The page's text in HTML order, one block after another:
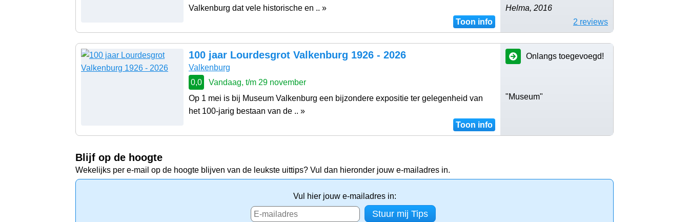
Valkenburg dat vele historische en .. »
Toon info
Helma, 2016
2 reviews
100 jaar Lourdesgrot Valkenburg 1926 - 2026
Valkenburg
0,0
Vandaag, t/m 29 november
Op 1 mei is bij Museum Valkenburg een bijzondere expositie ter gelegenheid van
het 100-jarig bestaan van de .. »
Toon info
Onlangs toegevoegd!
"Museum"
Blijf op de hoogte
Wekelijks per e-mail op de hoogte blijven van de leukste uittips? Vul dan hieronder jouw e-mailadres in.
Vul hier jouw e-mailadres in: